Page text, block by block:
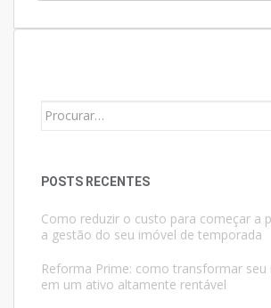
Search
POSTS RECENTES
Como reduzir o custo para começar a
a gestão do seu imóvel de temporada
Reforma Prime: como transformar seu
em um ativo altamente rentável